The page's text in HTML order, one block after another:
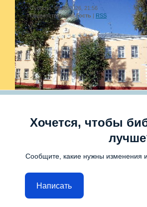
Суббота, 08.08.2026, 21:56
Приветствую Вас Гость | RSS
Хочется, чтобы
Сообщите, какие нужны изменения
Написать